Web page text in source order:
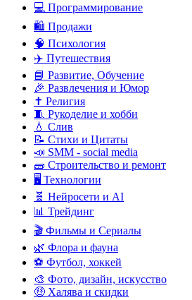
💻 Программирование
🛍️ Продажи
🧠 Психология
✈️ Путешествия
📘 Развитие, Обучение
🎉 Развлечения и Юмор
✝️ Религия
🧵 Рукоделие и хобби
💧 Слив
📝 Стихи и Цитаты
📣 SMM - social media
🧱 Строительство и ремонт
🖥️ Технологии
🧬 Нейросети и AI
📊 Трейдинг
🎬 Фильмы и Сериалы
🌿 Флора и фауна
⚽ Футбол, хоккей
🎨 Фото, дизайн, искусство
🤑 Халява и скидки